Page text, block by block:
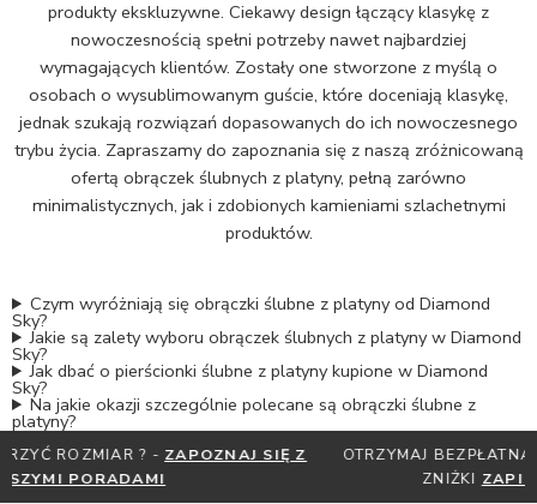
produkty ekskluzywne. Ciekawy design łączący klasykę z
nowoczesnością spełni potrzeby nawet najbardziej
wymagających klientów. Zostały one stworzone z myślą o
osobach o wysublimowanym guście, które doceniają klasykę,
jednak szukają rozwiązań dopasowanych do ich nowoczesnego
trybu życia. Zapraszamy do zapoznania się z naszą zróżnicowaną
ofertą obrączek ślubnych z platyny, pełną zarówno
minimalistycznych, jak i zdobionych kamieniami szlachetnymi
produktów.
Czym wyróżniają się obrączki ślubne z platyny od Diamond
Sky?
Jakie są zalety wyboru obrączek ślubnych z platyny w Diamond
Sky?
Jak dbać o pierścionki ślubne z platyny kupione w Diamond
Sky?
Na jakie okazji szczególnie polecane są obrączki ślubne z
platyny?
OTRZYMAJ BEZPŁATNĄ MIARKĘ JUBILERSKĄ ORAZ DO 30%
ZNIŻKIZAPISZ SIĘ DO NEWSLETTERA